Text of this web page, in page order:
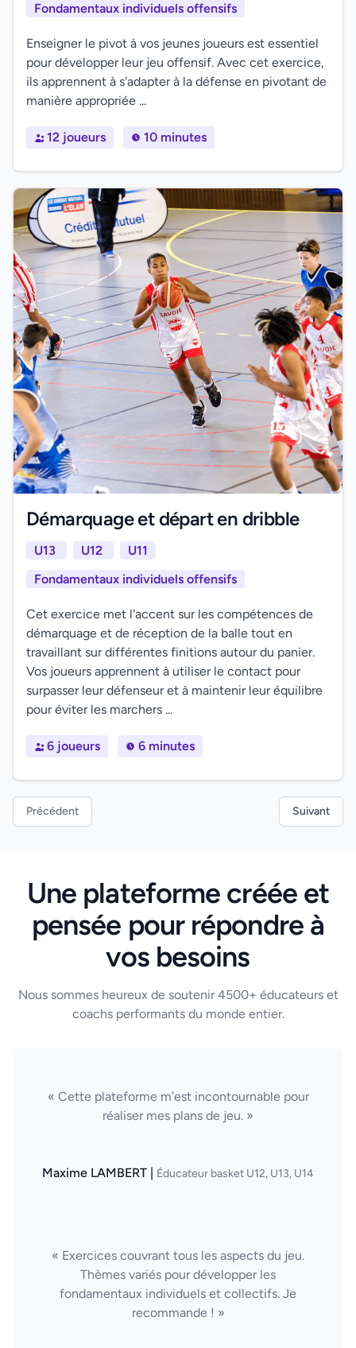
Fondamentaux individuels offensifs
Enseigner le pivot à vos jeunes joueurs est essentiel
pour développer leur jeu offensif. Avec cet exercice,
ils apprennent à s'adapter à la défense en pivotant de
manière appropriée ...
12 joueurs 10 minutes
Démarquage et départ en dribble
U13 U12
U11
Fondamentaux individuels offensifs
Cet exercice met l'accent sur les compétences de
démarquage et de réception de la balle tout en
travaillant sur différentes finitions autour du panier.
Vos joueurs apprennent à utiliser le contact pour
surpasser leur défenseur et à maintenir leur équilibre
pour éviter les marchers ...
6 joueurs 6 minutes
Précédent Suivant
Une plateforme créée et
pensée pour répondre à
vos besoins
Nous sommes heureux de soutenir 4500+ éducateurs et
coachs performants du monde entier.
« Cette plateforme m’est incontournable pour
réaliser mes plans de jeu. »
Maxime LAMBERT | Éducateur basket U12, U13, U14
« Exercices couvrant tous les aspects du jeu.
Thèmes variés pour développer les
fondamentaux individuels et collectifs. Je
recommande ! »